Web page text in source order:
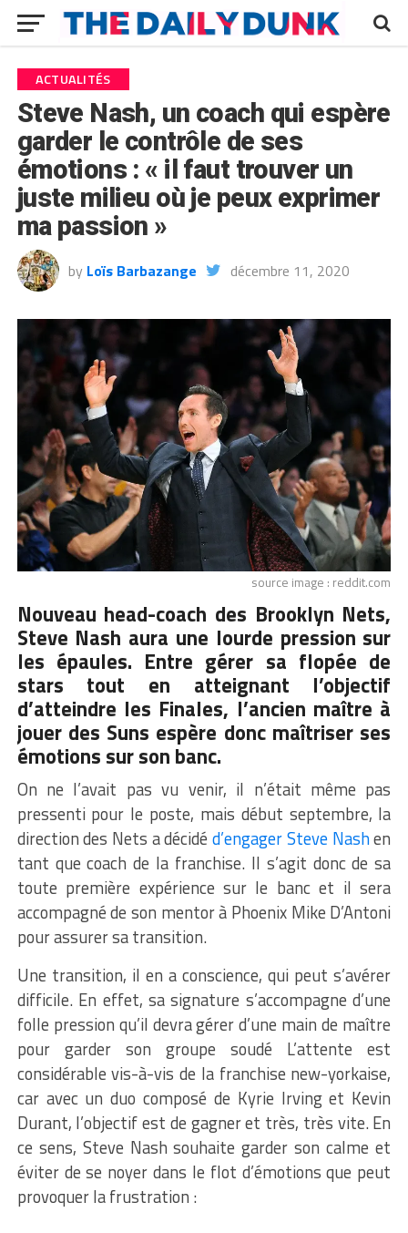
ACTUALITÉS
Steve Nash, un coach qui espère
garder le contrôle de ses
émotions : « il faut trouver un
juste milieu où je peux exprimer
ma passion »
by Loïs Barbazange décembre 11, 2020
source image : reddit.com
Nouveau head-coach des Brooklyn Nets,
Steve Nash aura une lourde pression sur
les épaules. Entre gérer sa flopée de
stars tout en atteignant l’objectif
d’atteindre les Finales, l’ancien maître à
jouer des Suns espère donc maîtriser ses
émotions sur son banc.
On ne l’avait pas vu venir, il n’était même pas
pressenti pour le poste, mais début septembre, la
direction des Nets a décidéd’engager Steve Nashen
tant que coach de la franchise. Il s’agit donc de sa
toute première expérience sur le banc et il sera
accompagné de son mentor à Phoenix Mike D’Antoni
pour assurer sa transition.
Une transition, il en a conscience, qui peut s’avérer
difficile. En effet, sa signature s’accompagne d’une
folle pression qu’il devra gérer d’une main de maître
pour garder son groupe soudé L’attente est
considérable vis-à-vis de la franchise new-yorkaise,
car avec un duo composé de Kyrie Irving et Kevin
Durant, l’objectif est de gagner et très, très vite. En
ce sens, Steve Nash souhaite garder son calme et
éviter de se noyer dans le flot d’émotions que peut
provoquer la frustration :